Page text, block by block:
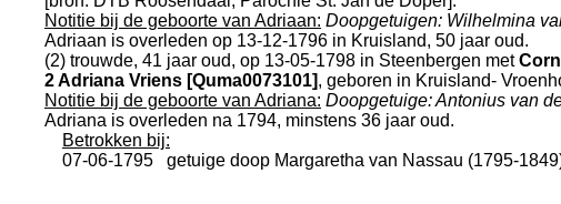
Notitie bij de geboorte van Adriaan: Doopgetuigen: Wilhelmina
Adriaan is overleden op 13-12-1796 in Kruisland, 50 jaar oud.
(2) trouwde, 41 jaar oud, op 13-05-1798 in Steenbergen met
2 Adriana Vriens [Quma0073101], geboren in Kruisland-
Notitie bij de geboorte van Adriana: Doopgetuige: Antonius van
Adriana is overleden na 1794, minstens 36 jaar oud.
Betrokken bij:
07-06-1795
getuige doop Margaretha van Nassau (1795-